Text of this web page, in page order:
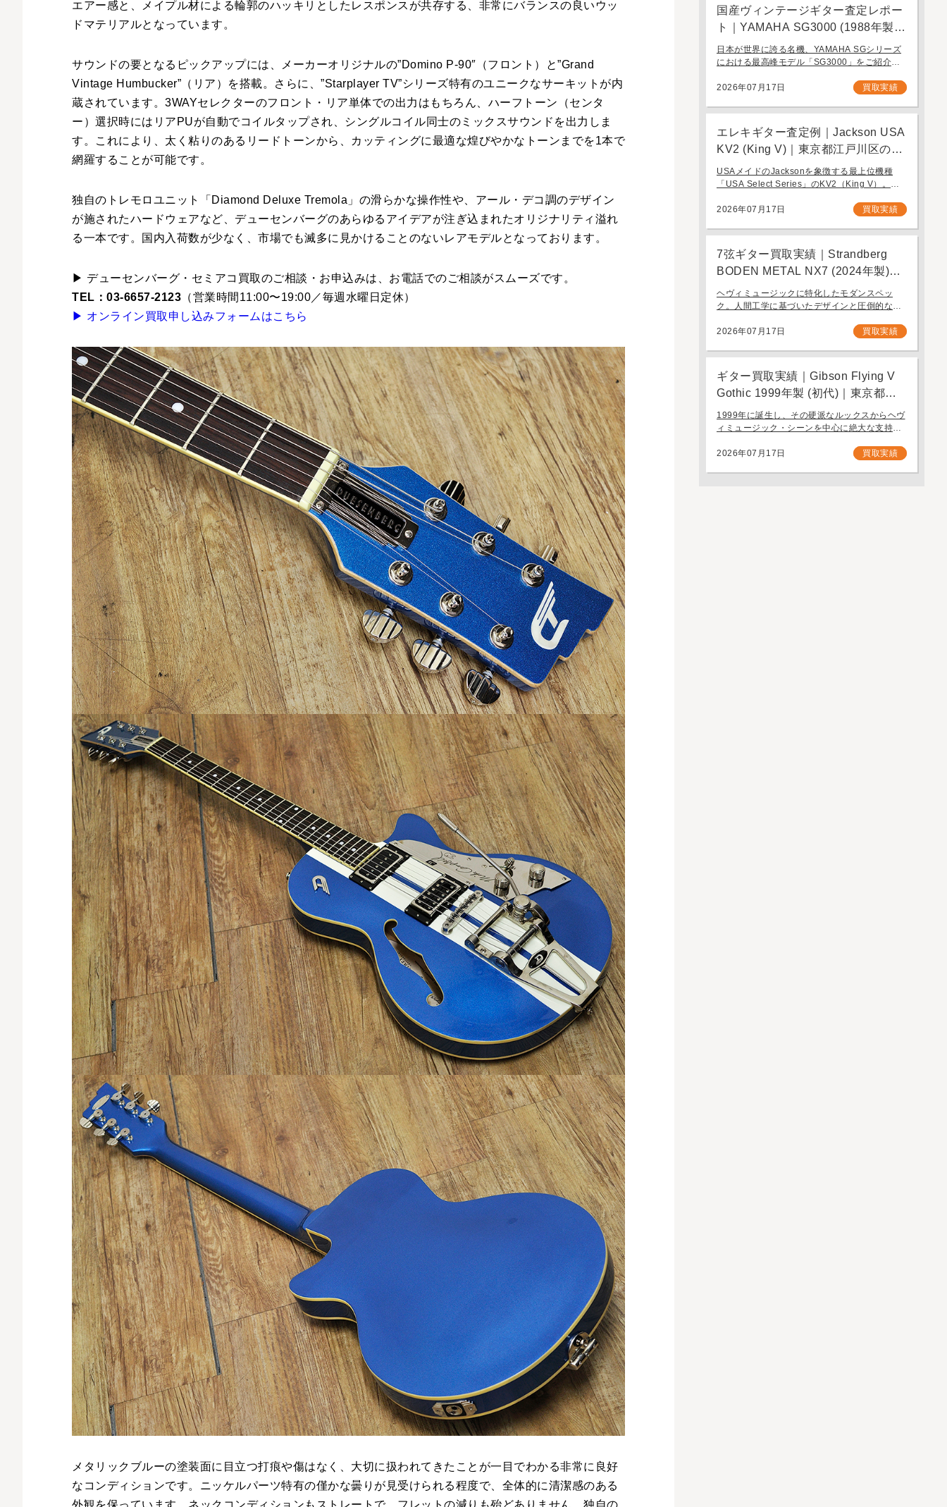
エアー感と、メイプル材による輪郭のハッキリとしたレスポンスが共存する、非常にバランスの良いウッ
ドマテリアルとなっています。
サウンドの要となるピックアップには、メーカーオリジナルの”Domino P-90″（フロント）と”Grand
Vintage Humbucker”（リア）を搭載。さらに、”Starplayer TV”シリーズ特有のユニークなサーキットが内
蔵されています。3WAYセレクターのフロント・リア単体での出力はもちろん、ハーフトーン（センタ
ー）選択時にはリアPUが自動でコイルタップされ、シングルコイル同士のミックスサウンドを出力しま
す。これにより、太く粘りのあるリードトーンから、カッティングに最適な煌びやかなトーンまでを1本で
網羅することが可能です。
独自のトレモロユニット「Diamond Deluxe Tremola」の滑らかな操作性や、アール・デコ調のデザイン
が施されたハードウェアなど、デューセンバーグのあらゆるアイデアが注ぎ込まれたオリジナリティ溢れ
る一本です。国内入荷数が少なく、市場でも滅多に見かけることのないレアモデルとなっております。
▶ デューセンバーグ・セミアコ買取のご相談・お申込みは、お電話でのご相談がスムーズです。
TEL：03-6657-2123 （営業時間11:00〜19:00／毎週水曜日定休）
▶ オンライン買取申し込みフォームはこちら
メタリックブルーの塗装面に目立つ打痕や傷はなく、大切に扱われてきたことが一目でわかる非常に良好
なコンディションです。ニッケルパーツ特有の僅かな曇りが見受けられる程度で、全体的に清潔感のある
外観を保っています。ネックコンディションもストレートで、フレットの減りも殆どありません。独自の
国産ヴィンテージギター査定レポー
ト｜YAMAHA SG3000 (1988年製)
｜千葉県野田市のお客様より店舗に
て買取
日本が世界に誇る名機、YAMAHA SGシリーズ
における最高峰モデル「SG3000」をご紹介し
と豪華なルックスで国内外問わず多くのギタリ
2026年07月17日 買取実績
エレキギター査定例｜Jackson USA
KV2 (King V)｜東京都江戸川区のお
客様より店舗にて買取
USAメイドのJacksonを象徴する最上位機種
「USA Select Series」のKV2（King V）。ハ
にわたり愛され続ける、鋭角なフォルムと洗練
2026年07月17日 買取実績
7弦ギター買取実績｜Strandberg
BODEN METAL NX7 (2024年製)｜
東京都江戸川区より店舗にご来店
ヘヴィミュージックに特化したモダンスペッ
ク。人間工学に基づいたデザインと圧倒的なプ
BODEN METAL NX7」。 スウェーデン発、独
2026年07月17日 買取実績
ギター買取実績｜Gibson Flying V
Gothic 1999年製 (初代)｜東京都江
戸川区より店舗へお持ち込み
1999年に誕生し、その硬派なルックスからヘヴ
ィミュージック・シーンを中心に絶大な支持を
は、生産初年度となる1999年製の「Gibson
2026年07月17日 買取実績